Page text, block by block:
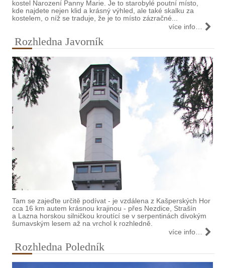
kostel Narození Panny Marie. Je to starobylé poutní místo,
kde najdete nejen klid a krásný výhled, ale také skalku za
kostelem, o níž se traduje, že je to místo zázračné...
více info…
Rozhledna Javorník
Tam se zajeďte určitě podívat - je vzdálena z Kašperských Hor
cca 16 km autem krásnou krajinou - přes Nezdice, Strašín
a Lazna horskou silničkou kroutící se v serpentinách divokým
šumavským lesem až na vrchol k rozhledně.
více info…
Rozhledna Poledník